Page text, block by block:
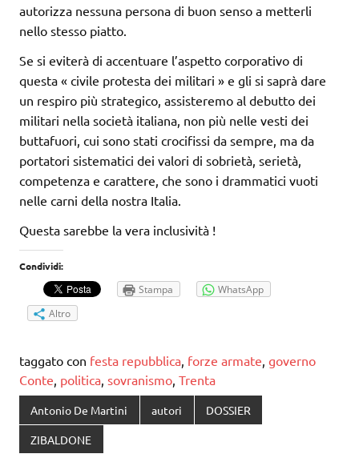
autorizza nessuna persona di buon senso a metterli
nello stesso piatto.
Se si eviterà di accentuare l’aspetto corporativo di
questa « civile protesta dei militari » e gli si saprà dare
un respiro più strategico, assisteremo al debutto dei
militari nella società italiana, non più nelle vesti dei
buttafuori, cui sono stati crocifissi da sempre, ma da
portatori sistematici dei valori di sobrietà, serietà,
competenza e carattere, che sono i drammatici vuoti
nelle carni della nostra Italia.
Questa sarebbe la vera inclusività !
Condividi:
Stampa
WhatsApp
Altro
taggato con festa repubblica, forze armate, governo
Conte, politica, sovranismo, Trenta
Antonio De Martini autori DOSSIER
ZIBALDONE